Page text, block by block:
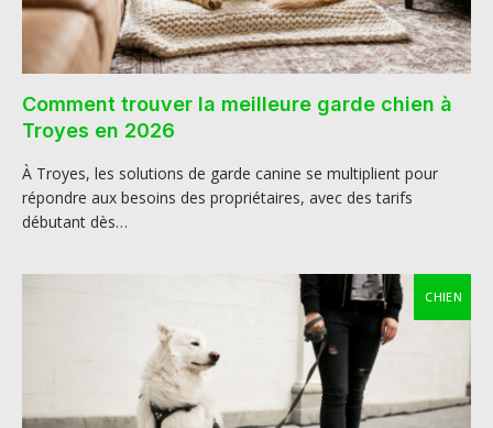
Comment trouver la meilleure garde chien à
Troyes en 2026
À Troyes, les solutions de garde canine se multiplient pour
répondre aux besoins des propriétaires, avec des tarifs
débutant dès…
CHIEN